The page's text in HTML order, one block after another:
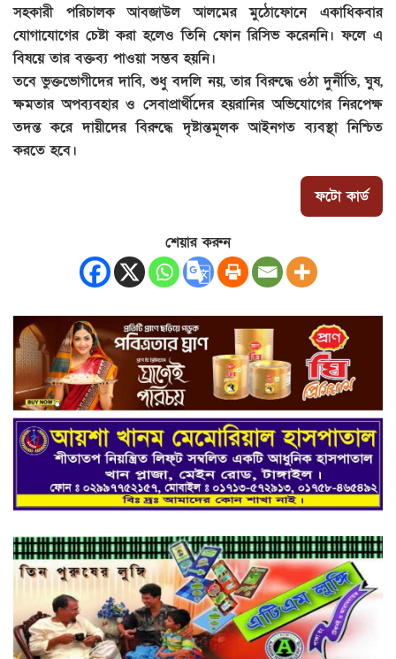
সহকারী পরিচালক আবজাউল আলমের মুঠোফোনে একাধিকবার
যোগাযোগের চেষ্টা করা হলেও তিনি ফোন রিসিভ করেননি। ফলে এ
বিষয়ে তার বক্তব্য পাওয়া সম্ভব হয়নি।
তবে ভুক্তভোগীদের দাবি, শুধু বদলি নয়, তার বিরুদ্ধে ওঠা দুর্নীতি, ঘুষ,
ক্ষমতার অপব্যবহার ও সেবাপ্রার্থীদের হয়রানির অভিযোগের নিরপেক্ষ
তদন্ত করে দায়ীদের বিরুদ্ধে দৃষ্টান্তমূলক আইনগত ব্যবস্থা নিশ্চিত
করতে হবে।
ফটো কার্ড
শেয়ার করুন